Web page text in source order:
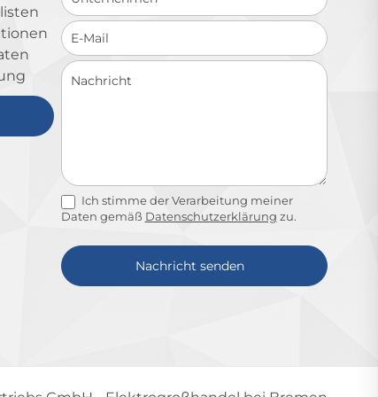
Ich stimme der Verarbeitung meiner
Daten gemäß Datenschutzerklärung zu.
Nachricht senden